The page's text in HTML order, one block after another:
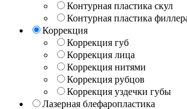
Контурная пластика скул
Контурная пластика
Коррекция
Коррекция губ
Коррекция лица
Коррекция нитями
Коррекция рубцов
Коррекция уздечки губы
Лазерная блефаропластика